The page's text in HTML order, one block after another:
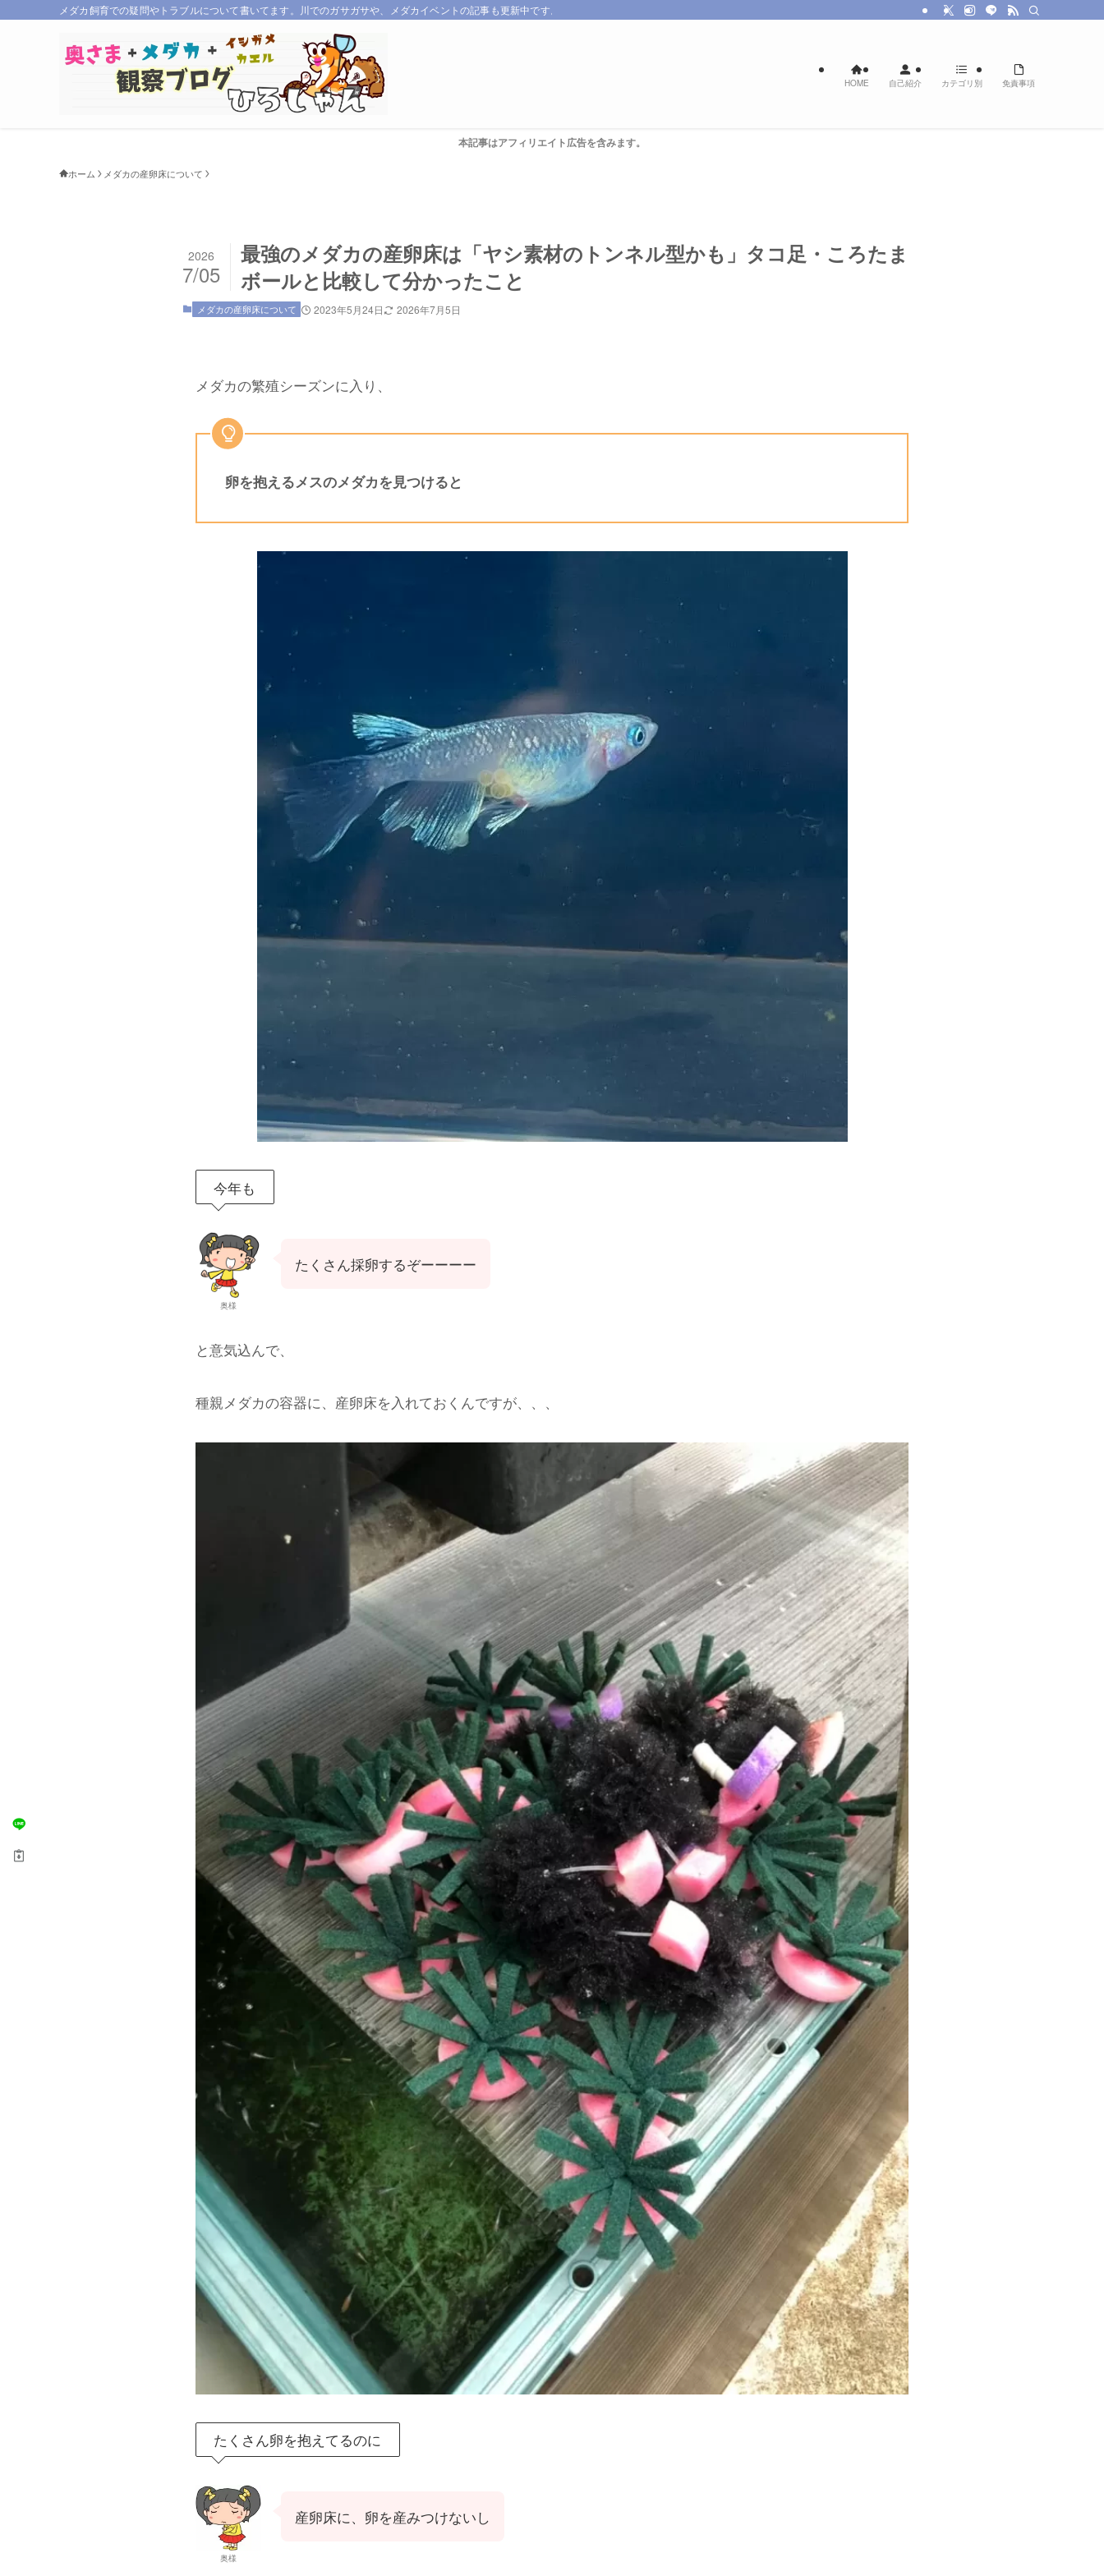
メダカ飼育での疑問やトラブルについて書いてます。川でのガサガサや、メダカイベントの記事も更新中です。
HOME 自己紹介 カテゴリ別 免責事項
本記事はアフィリエイト広告を含みます。
ホーム メダカの産卵床について
最強のメダカの産卵床は「ヤシ素材のトンネル型かも」タコ足・ころたま
ボールと比較して分かったこと
2026
7/05
メダカの産卵床について 2023年5月24日 2026年7月5日
メダカの繁殖シーズンに入り、
卵を抱えるメスのメダカを見つけると
今年も
奥様
たくさん採卵するぞーーーー
と意気込んで、
種親メダカの容器に、産卵床を入れておくんですが、、、
たくさん卵を抱えてるのに
奥様
産卵床に、卵を産みつけないし